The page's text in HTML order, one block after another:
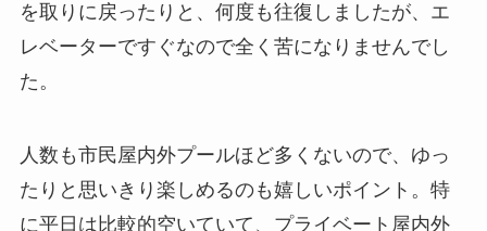
を取りに戻ったりと、何度も往復しましたが、エ
レベーターですぐなので全く苦になりませんでし
た。
人数も市民屋内外プールほど多くないので、ゆっ
たりと思いきり楽しめるのも嬉しいポイント。特
に平日は比較的空いていて、プライベート屋内外